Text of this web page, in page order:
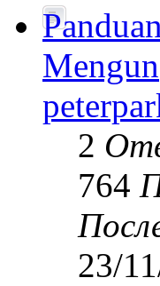
Mengun
2
764
23/